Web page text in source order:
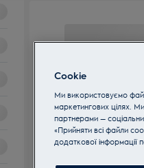
Cookie
Ми використовуємо
маркетингових цілях.
партнерами —
«Прийняти всі файли
додаткової інформації